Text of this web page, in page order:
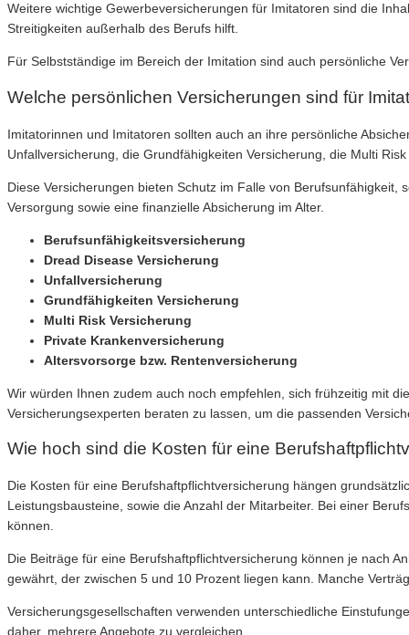
Weitere wichtige Gewerbeversicherungen für Imitatoren sind die
Streitigkeiten außerhalb des Berufs hilft.
Für Selbstständige im Bereich der Imitation sind auch persönliche
Welche persönlichen Versicherungen sind für
Imitatorinnen und Imitatoren sollten auch an ihre persönliche
Unfallversicherung, die Grundfähigkeiten Versicherung, die Multi
Diese Versicherungen bieten Schutz im Falle von
Versorgung sowie eine finanzielle Absicherung im Alter.
Berufsunfähigkeitsversicherung
Dread Disease Versicherung
Unfallversicherung
Grundfähigkeiten Versicherung
Multi Risk Versicherung
Private Krankenversicherung
Altersvorsorge bzw. Rentenversicherung
Wir würden Ihnen zudem auch noch empfehlen, sich frühzeitig mit
Versicherungsexperten beraten zu lassen, um die passenden
Wie hoch sind die Kosten für eine
Die Kosten für eine Berufshaftpflichtversicherung hängen
Leistungsbausteine, sowie die Anzahl der Mitarbeiter. Bei einer
können.
Die Beiträge für eine Berufshaftpflichtversicherung können je nach
gewährt, der zwischen 5 und 10 Prozent liegen kann. Manche
Versicherungsgesellschaften verwenden unterschiedliche
daher, mehrere Angebote zu vergleichen.